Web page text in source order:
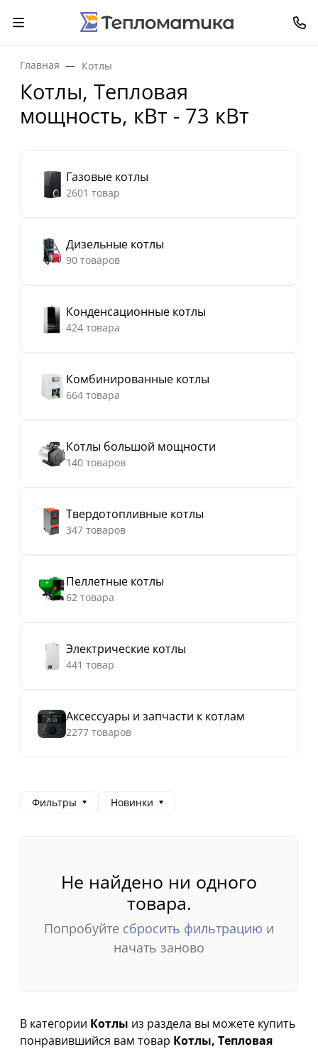
Главная Котлы
Котлы, Тепловая
мощность, кВт - 73 кВт
Газовые котлы
2601 товар
Дизельные котлы
90 товаров
Конденсационные котлы
424 товара
Комбинированные котлы
664 товара
Котлы большой мощности
140 товаров
Твердотопливные котлы
347 товаров
Пеллетные котлы
62 товара
Электрические котлы
441 товар
Аксессуары и запчасти к котлам
2277 товаров
Фильтры Новинки
Не найдено ни одного
товара.
Попробуйте сбросить фильтрацию и
начать заново
В категории Котлы из раздела вы можете купить
понравившийся вам товар Котлы, Тепловая